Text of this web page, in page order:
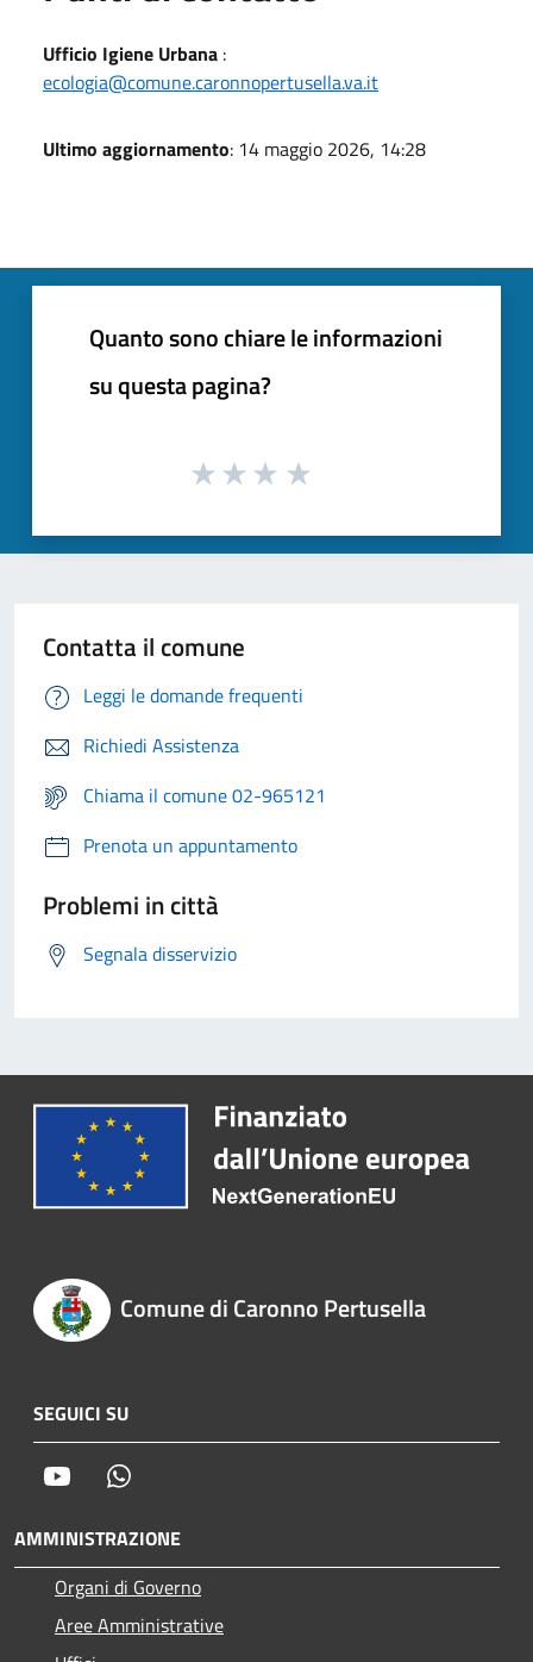
Ufficio Igiene Urbana :
ecologia@comune.caronnopertusella.va.it
Ultimo aggiornamento: 14 maggio 2026, 14:28
Quanto sono chiare le informazioni
su questa pagina?
Contatta il comune
Leggi le domande frequenti
Richiedi Assistenza
Chiama il comune 02-965121
Prenota un appuntamento
Problemi in città
Segnala disservizio
Comune di Caronno Pertusella
SEGUICI SU
Youtube
AMMINISTRAZIONE
Organi di Governo
Aree Amministrative